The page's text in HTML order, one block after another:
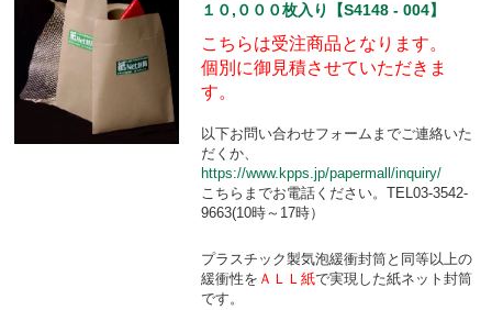
１０,０００枚入り【S4148 - 004】
こちらは受注商品となります。
個別に御見積させていただきま
す。
以下お問い合わせフォームまでご連絡いた
だくか、
https://www.kpps.jp/papermall/inquiry/
こちらまでお電話ください。TEL03-3542-
9663(10時～17時）
プラスチック製気泡緩衝封筒と同等以上の
緩衝性を ＡＬＬ紙で実現した紙ネット封筒
です。